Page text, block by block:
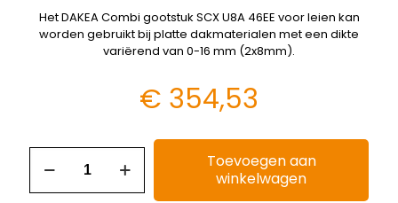
Het DAKEA Combi gootstuk SCX U8A 46EE voor leien kan
worden gebruikt bij platte dakmaterialen met een dikte
variërend van 0-16 mm (2x8mm).
€ 354,53
Toevoegen aan
winkelwagen